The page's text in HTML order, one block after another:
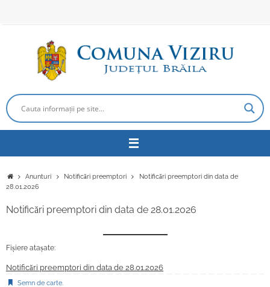
Prima
pagină
Anunturi Notificări preemptori
Notificări preemptori din data de
28.01.2026
Notificări preemptori din data de 28.01.2026
Fișiere atașate:
Notificări preemptori din data de 28.01.2026
Semn de carte.